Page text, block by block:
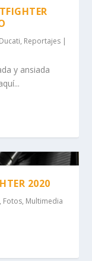
Ducati, Reportajes |
y ansiada
2020
, Fotos, Multimedia